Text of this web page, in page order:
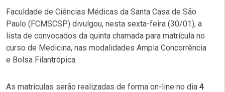
Faculdade de Ciências Médicas da Santa Casa de São
Paulo (FCMSCSP) divulgou, nesta sexta-feira (30/01), a
lista de convocados da quinta chamada para matrícula no
curso de Medicina, nas modalidades Ampla Concorrência
e Bolsa Filantrópica.
As matrículas serão realizadas de forma on-line no dia 4